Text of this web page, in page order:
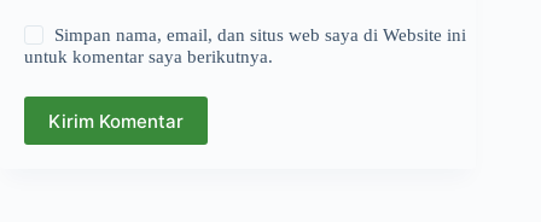
Simpan nama, email, dan situs web saya di Website ini
untuk komentar saya berikutnya.
Kirim Komentar